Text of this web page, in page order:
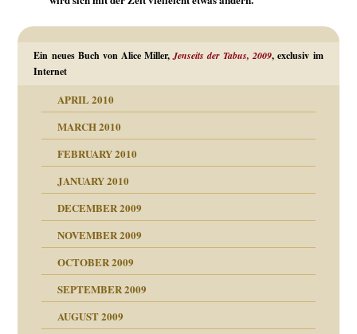
Ein neues Buch von Alice Miller,Jenseits der Tabus, 2009, exclusiv im
Internet
APRIL 2010
MARCH 2010
FEBRUARY 2010
JANUARY 2010
DECEMBER 2009
NOVEMBER 2009
OCTOBER 2009
SEPTEMBER 2009
AUGUST 2009